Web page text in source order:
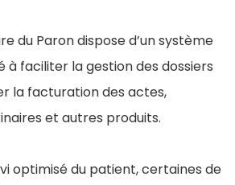
du Paron dispose d’un système
à faciliter la gestion des dossiers
la facturation des actes,
et autres produits.
optimisé du patient, certaines de